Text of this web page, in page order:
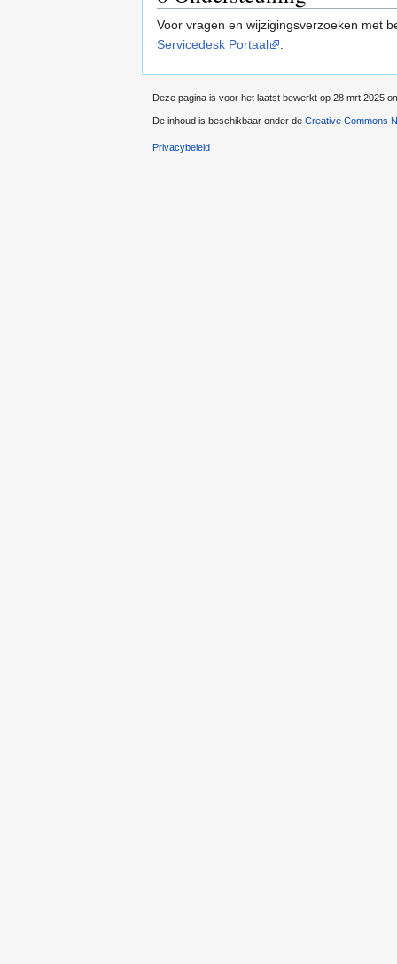
Voor vragen en wijzigingsverzoeken met
Servicedesk Portaal
.
Deze pagina is voor het laatst bewerkt op 28 mrt 2025
De inhoud is beschikbaar onder de Creative Commons
Privacybeleid